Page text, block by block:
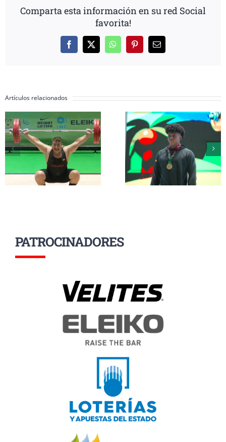
Comparta esta información en su red Social
favorita!
Facebook
X WhatsAppPinterestCorreo
Artículos relacionados
Erik Guadamud
conquista el oro
mundial en
arrancada y dos
platas en
Colombia
Inés Conde y
Mendizábal
completan su
participación
el Mundial
17 a la espera
grupo A
PATROCINADORES